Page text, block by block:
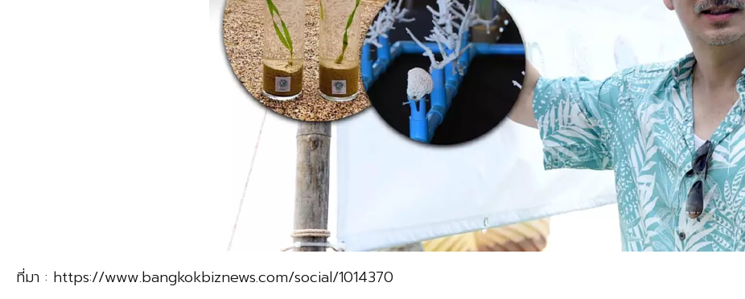
ที่มา : https://www.bangkokbiznews.com/social/1014370